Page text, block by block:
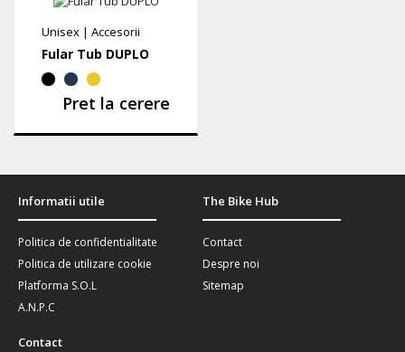
Unisex | Accesorii
Fular Tub DUPLO
Pret la cerere
Informatii utile
Politica de confidentialitate
Politica de utilizare cookie
Platforma S.O.L
A.N.P.C
The Bike Hub
Contact
Despre noi
Sitemap
Contact